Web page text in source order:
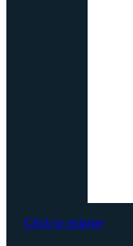
Click to enlarge